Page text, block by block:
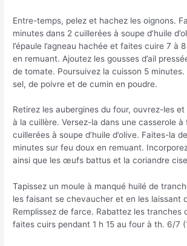
Entre-temps, pelez et hachez les oignons.
minutes dans 2 cuillerées à soupe d’huile
l’épaule l’agneau hachée et faites cuire 7 à
en remuant. Ajoutez les gousses d’ail
de tomate. Poursuivez la cuisson 5 minutes.
sel, de poivre et de cumin en poudre.
Retirez les aubergines du four, ouvrez-les
à la cuillère. Versez-la dans une casserole
cuillerées à soupe d’huile d’olive. Faites-la
minutes sur feu doux en remuant.
ainsi que les œufs battus et la coriandre
Tapissez un moule à manqué huilé de
les faisant se chevaucher et en les laissant
Remplissez de farce. Rabattez les tranches
faites cuirs pendant 1 h 15 au four à th. 6/7